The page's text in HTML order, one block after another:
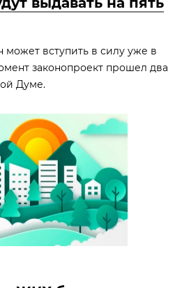
может вступить в силу уже в
законопроект прошел два
Думе.